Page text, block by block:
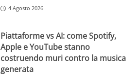
4 Agosto 2026
Piattaforme vs AI: come Spotify,
Apple e YouTube stanno
costruendo muri contro la musica
generata